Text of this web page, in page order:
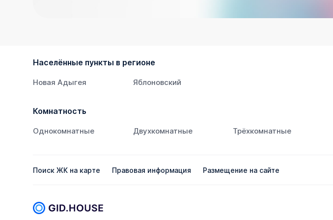
Населённые пункты в регионе
Новая Адыгея Яблоновский
Комнатность
Однокомнатные Двухкомнатные Трёхкомнатные
Поиск ЖК на карте Правовая информация Размещение на сайте